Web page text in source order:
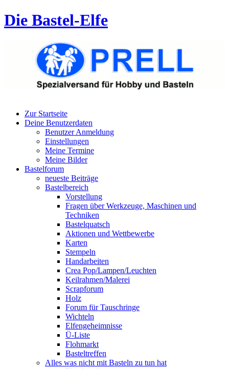
Die Bastel-Elfe
Zur Startseite
Deine Benutzerdaten
Benutzer Anmeldung
Einstellungen
Meine Termine
Meine Bilder
Bastelforum
neueste Beiträge
Bastelbereich
Vorstellung
Fragen über Werkzeuge, Maschinen und
Techniken
Bastelquatsch
Aktionen und Wettbewerbe
Karten
Stempeln
Handarbeiten
Crea Pop/Lampen/Leuchten
Keilrahmen/Malerei
Scrapforum
Holz
Forum für Tauschringe
Wichteln
Elfengeheimnisse
Ü-Liste
Flohmarkt
Basteltreffen
Alles was nicht mit Basteln zu tun hat